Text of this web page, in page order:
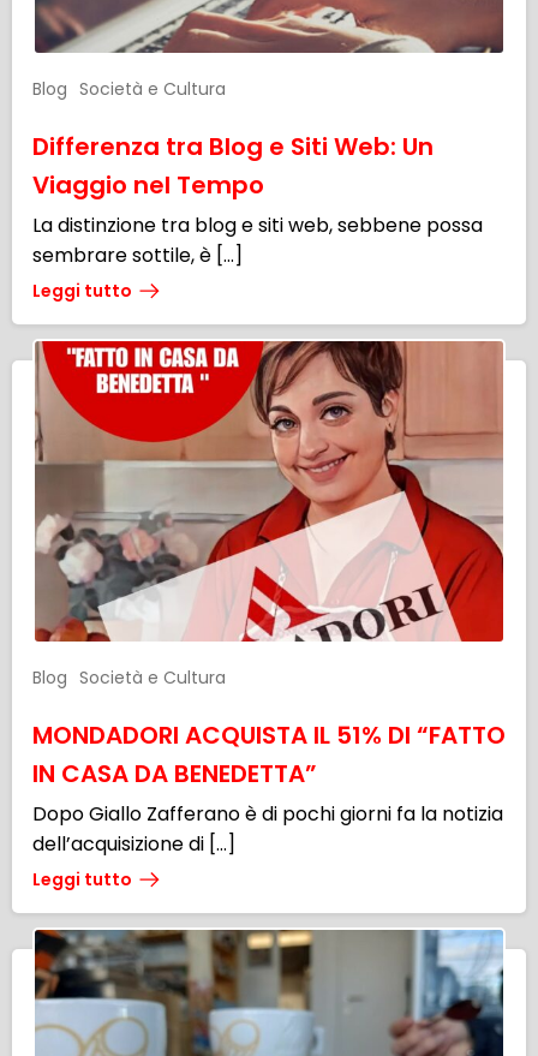
Blog Società e Cultura
Differenza tra Blog e Siti Web: Un
Viaggio nel Tempo
La distinzione tra blog e siti web, sebbene possa
sembrare sottile, è […]
Leggi tutto
Blog Società e Cultura
MONDADORI ACQUISTA IL 51% DI “FATTO
IN CASA DA BENEDETTA”
Dopo Giallo Zafferano è di pochi giorni fa la notizia
dell’acquisizione di […]
Leggi tutto